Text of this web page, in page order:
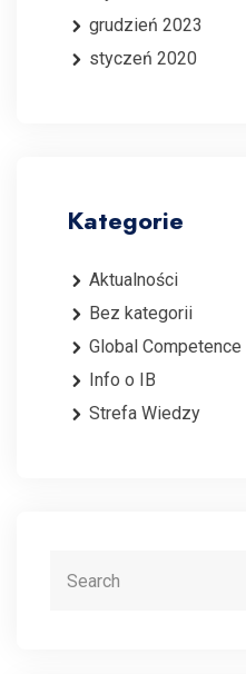
grudzień 2023
styczeń 2020
Kategorie
Aktualności
Bez kategorii
Global Competence
Info o IB
Strefa Wiedzy